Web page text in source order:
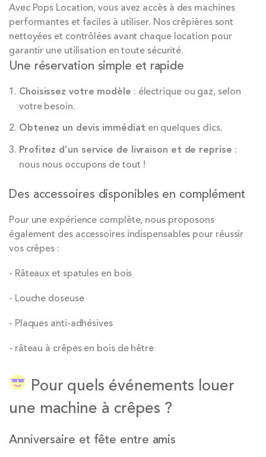
Avec Pops Location, vous avez accès à des machines
performantes et faciles à utiliser. Nos crêpières sont
nettoyées et contrôlées avant chaque location pour
garantir une utilisation en toute sécurité.
Une réservation simple et rapide
Choisissez votre modèle : électrique ou gaz, selon
votre besoin.
Obtenez un devis immédiat en quelques clics.
Profitez d’un service de livraison et de reprise :
nous nous occupons de tout !
Des accessoires disponibles en complément
Pour une expérience complète, nous proposons
également des accessoires indispensables pour réussir
vos crêpes :
- Râteaux et spatules en bois
- Louche doseuse
- Plaques anti-adhésives
- râteau à crêpes en bois de hêtre
Pour quels événements louer
une machine à crêpes ?
Anniversaire et fête entre amis